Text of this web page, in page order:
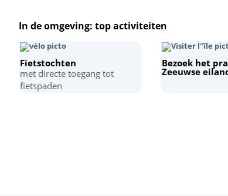
In de omgeving: top activiteiten
Fietstochten
met directe toegang tot
fietspaden
Bezoek het
Zeeuwse